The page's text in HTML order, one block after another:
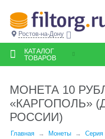
Ростов-на-Дону
КАТАЛОГ
ТОВАРОВ
МОНЕТА 10
«КАРГОПОЛЬ»
РОССИИ)
Главная Монеты
Серия